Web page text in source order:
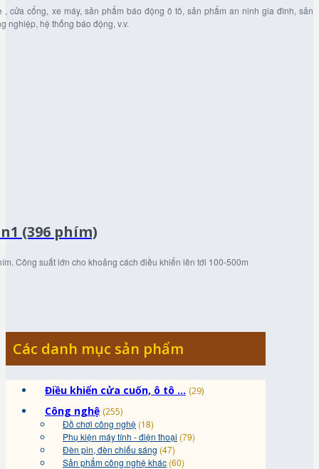
cửa cổng, xe máy, sản phẩm báo động ô tô, sản phẩm an ninh gia đình, sản
nghiệp, hệ thống báo động, v.v.
(396 phím)
Công suất lớn cho khoảng cách điều khiển lên tới 100-500m
Các danh mục sản phẩm
Điều khiển cửa cuốn, ô tô ... (29)
Công nghệ (255)
Đồ chơi công nghệ (18)
Phụ kiện máy tính - điện thoại (79)
Đèn pin, đèn chiếu sáng (47)
Sản phẩm công nghệ khác (60)